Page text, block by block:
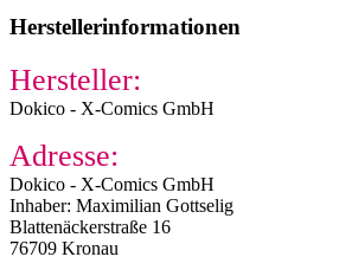
Herstellerinformationen
Hersteller:
Dokico - X-Comics GmbH
Adresse:
Dokico - X-Comics GmbH
Inhaber: Maximilian Gottselig
Blattenäckerstraße 16
76709 Kronau